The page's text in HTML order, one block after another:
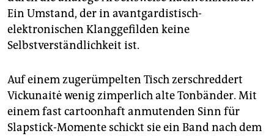
Ein Umstand, der in avantgardistisch-
elektronischen Klanggefilden keine
Selbstverständlichkeit ist.
Auf einem zugerümpelten Tisch zerschreddert
Vickunaitė wenig zimperlich alte Tonbänder. Mit
einem fast cartoonhaft anmutenden Sinn für
Slapstick-Momente schickt sie ein Band nach dem